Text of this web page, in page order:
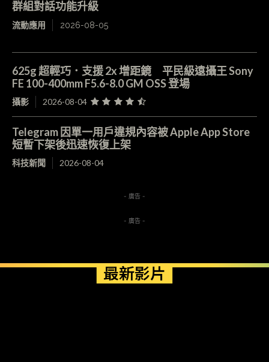
群組對話功能升級
流動應用 2026-08-05
625g 超輕巧．支援 2x 增距鏡 平民級遠攝王 Sony
FE 100-400mm F5.6-8.0 GM OSS 登場
攝影 2026-08-04
Telegram 因單一用戶違規內容被 Apple App Store
短暫下架後迅速恢復上架
科技新聞 2026-08-04
- 廣告 -
- 廣告 -
最新影片